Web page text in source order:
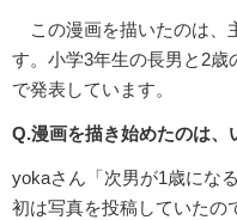
この漫画を描いたのは、
す。小学3年生の長男と2歳
で発表しています。
Q.漫画を描き始めたのは、
yokaさん「次男が1歳にな
初は写真を投稿していたの